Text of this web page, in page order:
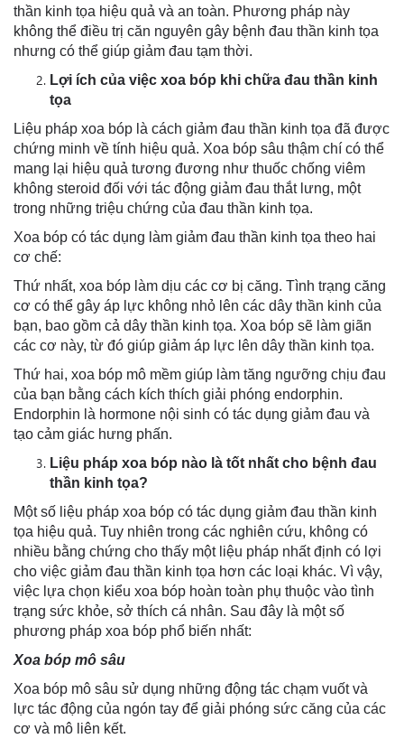
thần kinh tọa hiệu quả và an toàn. Phương pháp này
không thể điều trị căn nguyên gây bệnh đau thần kinh tọa
nhưng có thể giúp giảm đau tạm thời.
Lợi ích của việc xoa bóp khi chữa đau thần kinh
tọa
Liệu pháp xoa bóp là cách giảm đau thần kinh tọa đã được
chứng minh về tính hiệu quả. Xoa bóp sâu thậm chí có thể
mang lại hiệu quả tương đương như thuốc chống viêm
không steroid đối với tác động giảm đau thắt lưng, một
trong những triệu chứng của đau thần kinh tọa.
Xoa bóp có tác dụng làm giảm đau thần kinh tọa theo hai
cơ chế:
Thứ nhất, xoa bóp làm dịu các cơ bị căng. Tình trạng căng
cơ có thể gây áp lực không nhỏ lên các dây thần kinh của
bạn, bao gồm cả dây thần kinh tọa. Xoa bóp sẽ làm giãn
các cơ này, từ đó giúp giảm áp lực lên dây thần kinh tọa.
Thứ hai, xoa bóp mô mềm giúp làm tăng ngưỡng chịu đau
của bạn bằng cách kích thích giải phóng endorphin.
Endorphin là hormone nội sinh có tác dụng giảm đau và
tạo cảm giác hưng phấn.
Liệu pháp xoa bóp nào là tốt nhất cho bệnh đau
thần kinh tọa?
Một số liệu pháp xoa bóp có tác dụng giảm đau thần kinh
tọa hiệu quả. Tuy nhiên trong các nghiên cứu, không có
nhiều bằng chứng cho thấy một liệu pháp nhất định có lợi
cho việc giảm đau thần kinh tọa hơn các loại khác. Vì vậy,
việc lựa chọn kiểu xoa bóp hoàn toàn phụ thuộc vào tình
trạng sức khỏe, sở thích cá nhân. Sau đây là một số
phương pháp xoa bóp phổ biến nhất:
Xoa bóp mô sâu
Xoa bóp mô sâu sử dụng những động tác chạm vuốt và
lực tác động của ngón tay để giải phóng sức căng của các
cơ và mô liên kết.